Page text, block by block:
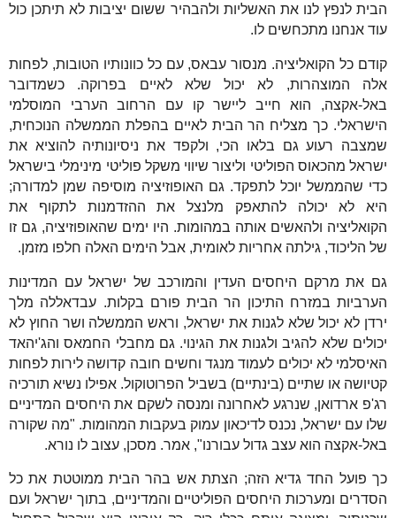
הבית לנפץ לנו את האשליות ולהבהיר ששום יציבות לא תיתכן כול
עוד אנחנו מתכחשים לו.
קודם כל הקואליציה. מנסור עבאס, עם כל כוונותיו הטובות, לפחות
אלה המוצהרות, לא יכול שלא לאיים בפרוקה. כשמדובר
באל-אקצה, הוא חייב ליישר קו עם הרחוב הערבי המוסלמי
הישראלי. כך מצליח הר הבית לאיים בהפלת הממשלה הנוכחית,
שמצבה רעוע גם בלאו הכי, ולקפד את ניסיונותיה להוציא את
ישראל מהכאוס הפוליטי וליצור שיווי משקל פוליטי מינימלי בישראל
כדי שהממשל יוכל לתפקד. גם האופוזיציה מוסיפה שמן למדורה;
היא לא יכולה להתאפק מלנצל את ההזדמנות לתקוף את
הקואליציה ולהאשים אותה במהומות. היו ימים שהאופוזיציה, גם זו
של הליכוד, גילתה אחריות לאומית, אבל הימים האלה חלפו מזמן.
גם את מרקם היחסים העדין והמורכב של ישראל עם המדינות
הערביות במזרח התיכון הר הבית פורם בקלות. עבדאללה מלך
ירדן לא יכול שלא לגנות את ישראל, וראש הממשלה ושר החוץ לא
יכולים שלא להגיב ולגנות את הגינוי. גם מחבלי החמאס והג'יהאד
האיסלמי לא יכולים לעמוד מנגד וחשים חובה קדושה לירות לפחות
קטיושה או שתיים (בינתיים) בשביל הפרוטוקול. אפילו נשיא תורכיה
רג'פ ארדואן, שנרגע לאחרונה ומנסה לשקם את היחסים המדיניים
שלו עם ישראל, נכנס לדיכאון עמוק בעקבות המהומות. "מה שקורה
באל-אקצה הוא עצב גדול עבורנו", אמר. מסכן, עצוב לו נורא.
כך פועל החד גדיא הזה; הצתת אש בהר הבית ממוטטת את כל
הסדרים ומערכות היחסים הפוליטיים והמדיניים, בתוך ישראל ועם